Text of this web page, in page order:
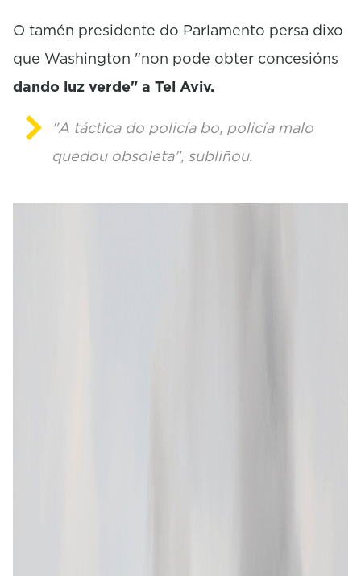
O tamén presidente do Parlamento persa dixo
que Washington "non pode obter concesións
dando luz verde" a Tel Aviv.
"A táctica do policía bo, policía malo
quedou obsoleta", subliñou.